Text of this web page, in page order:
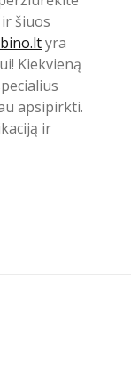
šiuos
yra
Kiekvieną
apsipirkti.
ir